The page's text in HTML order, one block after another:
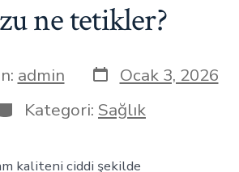
ne tetikler?
admin Yazı
tarihi
Ocak 3, 2026
Kategori: Sağlık
kaliteni ciddi şekilde